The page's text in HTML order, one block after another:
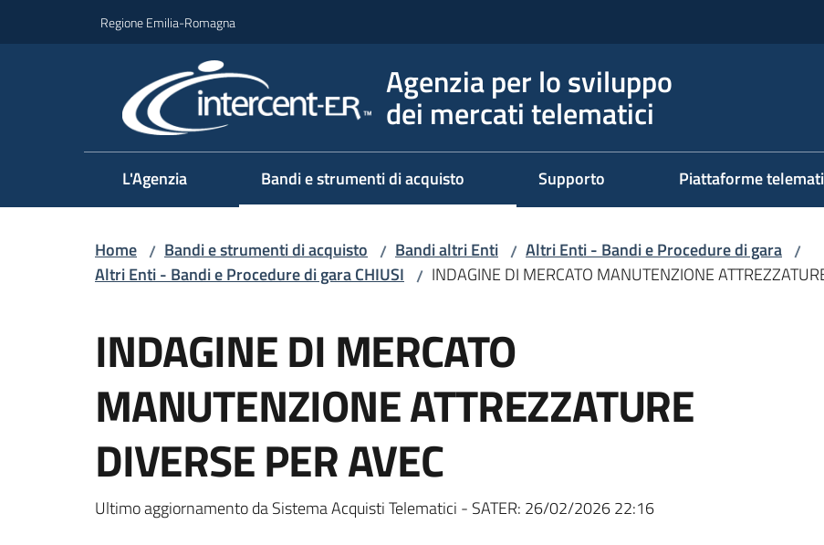
Regione Emilia-Romagna
Agenzia per lo sviluppo
dei mercati telematici
L'Agenzia Bandi e strumenti di acquisto Supporto Piattaforme
Home / Bandi e strumenti di acquisto / Bandi altri Enti / Altri Enti - Bandi e Procedure di gara /
Altri Enti - Bandi e Procedure di gara CHIUSI / INDAGINE DI MERCATO MANUTENZIONE
INDAGINE DI MERCATO
MANUTENZIONE ATTREZZATURE
DIVERSE PER AVEC
Ultimo aggiornamento da Sistema Acquisti Telematici - SATER: 26/02/2026 22:16